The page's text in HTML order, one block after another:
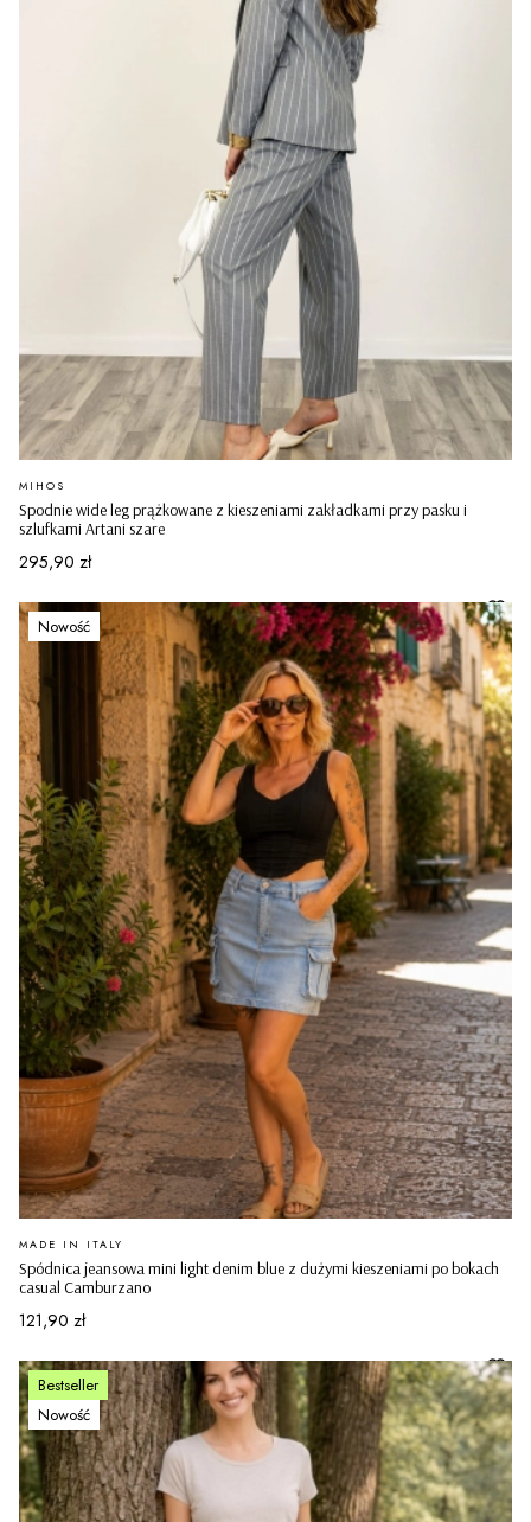
Spodnie wide leg prążkowane z kieszeniami zakładkami przy pasku i
szlufkami Artani szare
PRODUCENT
MIHOS
Cena
295,90 zł
Nowość
Spódnica jeansowa mini light denim blue z dużymi kieszeniami po bokach
casual Camburzano
PRODUCENT
MADE IN ITALY
Cena
121,90 zł
Bestseller
Nowość